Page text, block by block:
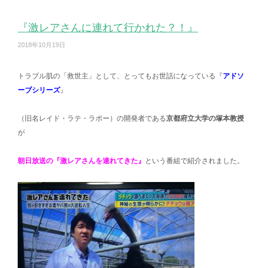
『激レアさんに連れて行かれた？！』
2018年10月19日
トラブル肌の「救世主」として、とってもお世話になっている『アドソ
ーブシリーズ』
（旧名レイド・ラテ・ラポー）の開発者である京都府立大学の塚本教授
が
朝日放送の『激レアさんを連れてきた』 という番組で紹介されました。